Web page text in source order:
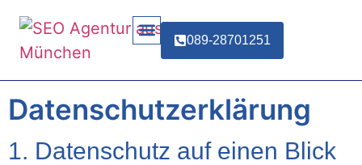
089-28701251
Datenschutz­erklärung
1. Datenschutz auf einen Blick